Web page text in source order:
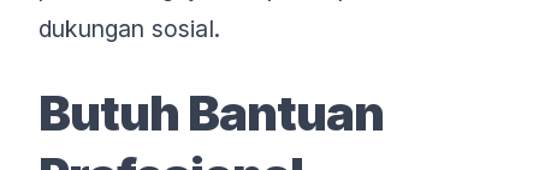
dukungan sosial.
Butuh Bantuan